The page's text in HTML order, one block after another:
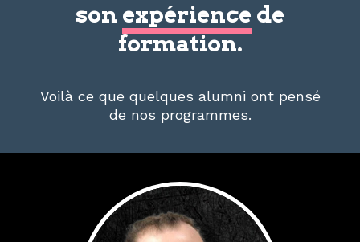
son expérience de
formation.
Voilà ce que quelques alumni ont pensé
de nos programmes.